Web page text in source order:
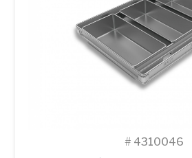
# 4310046